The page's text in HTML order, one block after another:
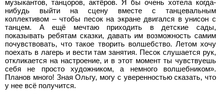
музыкантов, танцоров, актёров. Я бы очень хотела когда-
нибудь выйти на сцену вместе с танцевальным
коллективом – чтобы песок на экране двигался в унисон с
танцем. А ещё мечтаю приходить в детские сады,
показывать ребятам сказки, давать им возможность самим
почувствовать, что такое творить волшебство. Летом хочу
поехать в лагерь и вести там занятия. Песок слушается рук,
откликается на настроение, и в этот момент ты чувствуешь
себя не просто художником, а немного волшебником».
Планов много! Зная Ольгу, могу с уверенностью сказать, что
у нее всё получится.